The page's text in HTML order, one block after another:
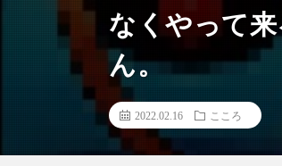
なくやって
ん。
2022.02.16 こころ